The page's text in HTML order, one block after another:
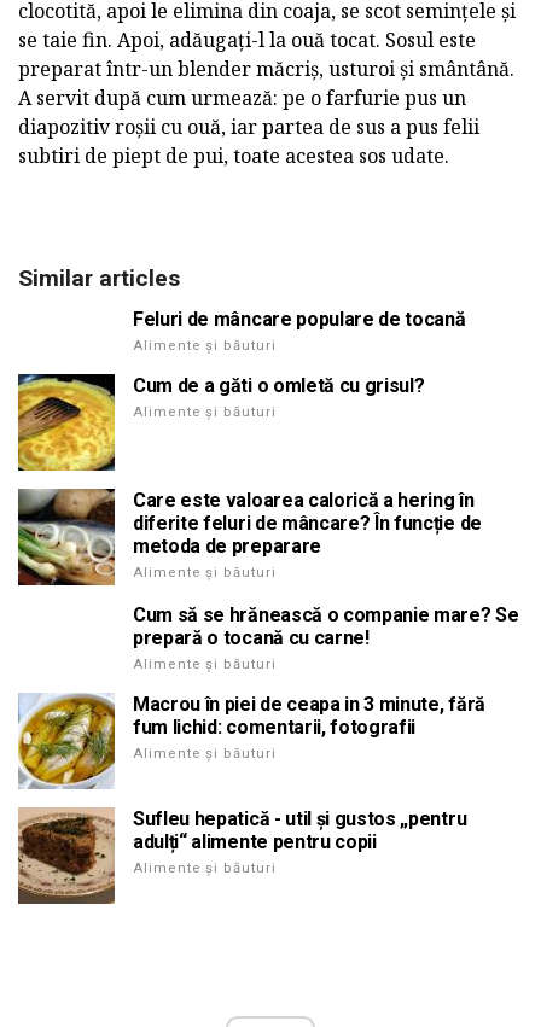
clocotită, apoi le elimina din coaja, se scot semințele și
se taie fin. Apoi, adăugați-l la ouă tocat. Sosul este
preparat într-un blender măcriș, usturoi și smântână.
A servit după cum urmează: pe o farfurie pus un
diapozitiv roșii cu ouă, iar partea de sus a pus felii
subtiri de piept de pui, toate acestea sos udate.
Similar articles
Feluri de mâncare populare de tocană
Alimente și băuturi
Cum de a găti o omletă cu grisul?
Alimente și băuturi
Care este valoarea calorică a hering în
diferite feluri de mâncare? În funcție de
metoda de preparare
Alimente și băuturi
Cum să se hrănească o companie mare? Se
prepară o tocană cu carne!
Alimente și băuturi
Macrou în piei de ceapa in 3 minute, fără
fum lichid: comentarii, fotografii
Alimente și băuturi
Sufleu hepatică - util și gustos „pentru
adulți“ alimente pentru copii
Alimente și băuturi